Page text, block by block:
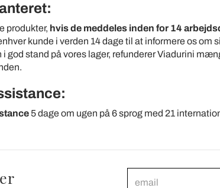
produkter, hvis de meddeles inden for 14
kunde i verden 14 dage til at informere os
god stand på vores lager, refunderer Viadurini
5 dage om ugen på 6 sprog med 21